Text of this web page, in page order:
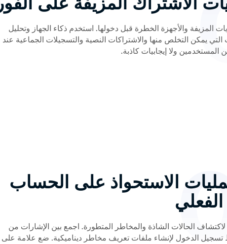
المزيفة والأجهزة الخطرة قبل دخولها. استخدم ذكاء الجهاز وتحليل
يمكن التخلص منها والاشتراكات النصية والتسجيلات الجماعية عند
المستخدمين ولا إيجابيات كاذبة.
الاستحواذ على الحساب
الحالات الشاذة والمخاطر المتطورة. اجمع بين الإشارات من
تسجيل الدخول لإنشاء ملفات تعريف مخاطر ديناميكية. ضع علامة على